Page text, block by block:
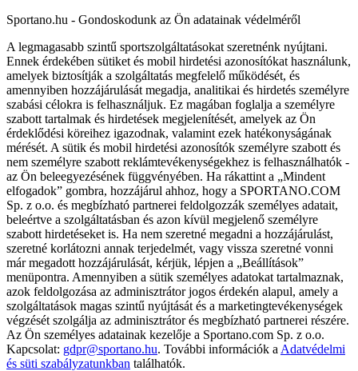
Sportano.hu - Gondoskodunk az Ön adatainak védelméről
A legmagasabb szintű sportszolgáltatásokat szeretnénk nyújtani.
Ennek érdekében sütiket és mobil hirdetési azonosítókat használunk,
amelyek biztosítják a szolgáltatás megfelelő működését, és
amennyiben hozzájárulását megadja, analitikai és hirdetés személyre
szabási célokra is felhasználjuk. Ez magában foglalja a személyre
szabott tartalmak és hirdetések megjelenítését, amelyek az Ön
érdeklődési köreihez igazodnak, valamint ezek hatékonyságának
mérését. A sütik és mobil hirdetési azonosítók személyre szabott és
nem személyre szabott reklámtevékenységekhez is felhasználhatók -
az Ön beleegyezésének függvényében. Ha rákattint a „Mindent
elfogadok” gombra, hozzájárul ahhoz, hogy a SPORTANO.COM
Sp. z o.o. és megbízható partnerei feldolgozzák személyes adatait,
beleértve a szolgáltatásban és azon kívül megjelenő személyre
szabott hirdetéseket is. Ha nem szeretné megadni a hozzájárulást,
szeretné korlátozni annak terjedelmét, vagy vissza szeretné vonni
már megadott hozzájárulását, kérjük, lépjen a „Beállítások”
menüpontra. Amennyiben a sütik személyes adatokat tartalmaznak,
azok feldolgozása az adminisztrátor jogos érdekén alapul, amely a
szolgáltatások magas szintű nyújtását és a marketingtevékenységek
végzését szolgálja az adminisztrátor és megbízható partnerei részére.
Az Ön személyes adatainak kezelője a Sportano.com Sp. z o.o.
Kapcsolat: gdpr@sportano.hu. További információk a Adatvédelmi
és süti szabályzatunkban találhatók.